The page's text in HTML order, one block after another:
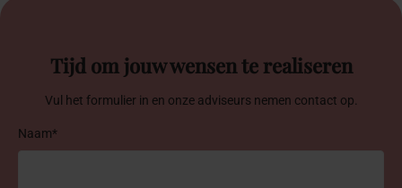
Tijd om jouw wensen te realiseren
Vul het formulier in en onze adviseurs nemen contact op.
Naam*